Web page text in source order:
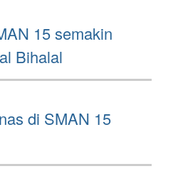
15 semakin
Bihalal
di SMAN 15